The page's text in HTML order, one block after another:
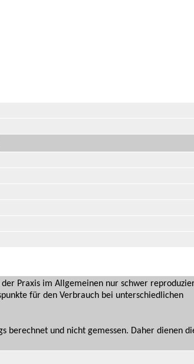
Praxis im Allgemeinen nur schwer
für den Verbrauch bei unterschiedlichen
berechnet und nicht gemessen. Daher dienen